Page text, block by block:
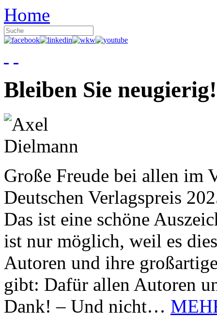
Home
Bleiben Sie neugierig!
Große Freude bei allen im
Deutschen Verlagspreis
Das ist eine schöne
ist nur möglich, weil es
Autoren und ihre
gibt: Dafür allen Autoren
Dank! – Und nicht…